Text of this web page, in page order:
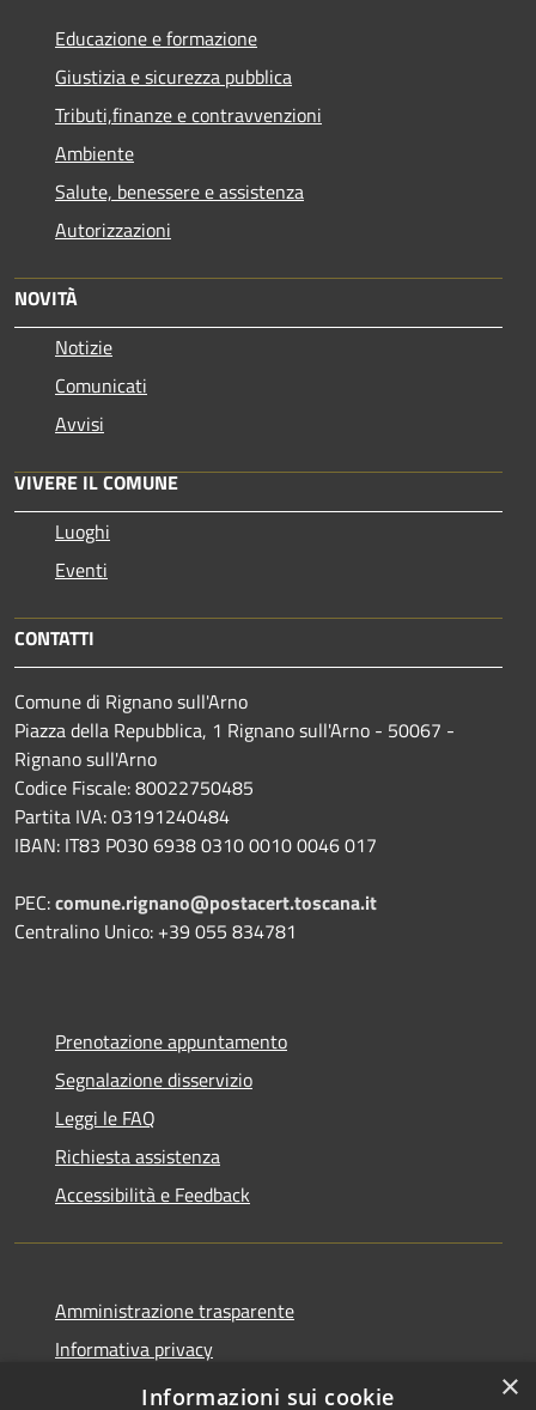
Educazione e formazione
Giustizia e sicurezza pubblica
Tributi,finanze e contravvenzioni
Ambiente
Salute, benessere e assistenza
Autorizzazioni
NOVITÀ
Notizie
Comunicati
Avvisi
VIVERE IL COMUNE
Luoghi
Eventi
CONTATTI
Comune di Rignano sull'Arno
Piazza della Repubblica, 1 Rignano sull'Arno - 50067 -
Rignano sull'Arno
Codice Fiscale: 80022750485
Partita IVA: 03191240484
IBAN: IT83 P030 6938 0310 0010 0046 017
PEC:comune.rignano@postacert.toscana.it
Centralino Unico: +39 055 834781
Prenotazione appuntamento
Segnalazione disservizio
Leggi le FAQ
Richiesta assistenza
Accessibilità e Feedback
Amministrazione trasparente
Informativa privacy
×
Informazioni sui cookie